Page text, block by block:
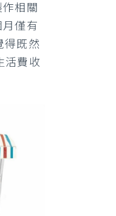
相關
僅有
得既然
活費收